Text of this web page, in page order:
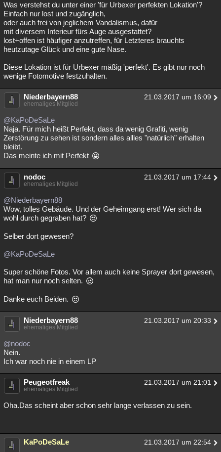
Was verstehst du unter einer 'für Urbexer perfekten Lokation'?
Einfach nur lost und zugänglich,
oder auch frei von jeglichem Vandalismus, dafür
mit diversem Interieur fürs Auge ausgestattet?
lost+offen ist häufiger anzutreffen, für Letzteres brauchts
heutzutage Glück und eine gute Nase.
Diese Lokation ist für Urbexer mäßig 'perfekt'. Es gibt nur noch
wenige Fotomotive festzuhalten.
Niederbayern88 21.03.2017 um 16:09
ehemaliges Mitglied
@KaPoDeSaLe
Naja. Für mich heißt Perfekt, dass da wenig Grafiti, wenig
Zerstörung zu sehen ist sondern alles allles "natürlich" erhalten
bleibt.
Das meinte ich mit Perfekt
nodoc 21.03.2017 um 17:44
ehemaliges Mitglied
@Niederbayern88
Wow, tolles Gebäude. Und der Geheimgang erst! Wer sich da
wohl durch gegraben hat?
Selber dort gewesen?
@KaPoDeSaLe
Super schöne Fotos. Vor allem auch keine Sprayer dort gewesen,
hat man nur noch selten.
Danke euch Beiden.
Niederbayern88 21.03.2017 um 20:33
ehemaliges Mitglied
@nodoc
Nein.
Ich war noch nie in einem LP
Peugeotfreak 21.03.2017 um 21:01
ehemaliges Mitglied
Oha.Das scheint aber schon sehr lange verlassen zu sein.
KaPoDeSaLe 21.03.2017 um 22:54